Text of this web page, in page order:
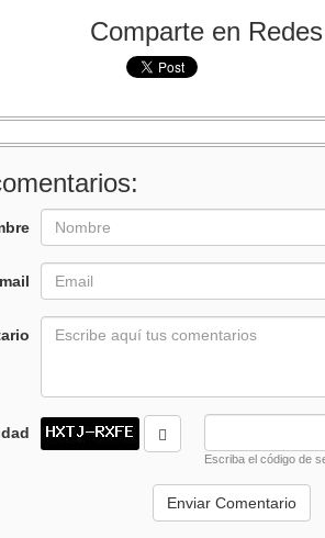
Comparte en
Escriba el código de